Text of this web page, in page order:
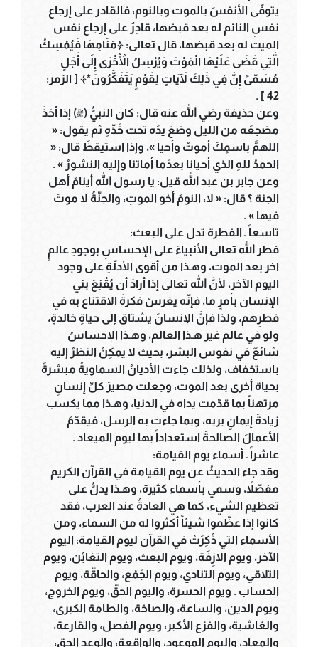
يتوفّى الأنفسَ بالموت وبالنوم، فالقادر على إرجاع
نفسِ النائم له بعد قبضها، قادِرٌ على إرجاع نفس
الميت له بعد قبضها، قال تعالى: ﴿مَنَامِهَا فَيُمْسِكُ
الَّتِي قَضَى عَلَيْهَا الْمَوْتَ وَيُرْسِلُ الْأُخْرَى إِلَى أَجَلٍ
مُسَمّىً إِنَّ فِي ذَلِكَ لآَيَاتٍ لِقَوْمٍ يَتَفَكَّرُونَ*﴾ [ الزمر:
42 ] .
وعن حذيفة رضي الله عنه قال: كان النبيُّ (ﷺ) إذا أخذَ
مضجعَه من الليل وضعَ يدَه تحت خَدِّهِ ثم يقول: «
اللهمَّ باسمِكَ أموتُ وأحيا »، وإذا استيقظَ قال: «
الحمدُ للهِ الذي أحيانا بعدَما أماتنا وإليه النشورُ » .
وعن جابر بن عبد الله قيل: يا رسول الله أينامُ أهل
الجنة ؟ قال: « لا، النومُ أخو الموتِ، والجنّةُ لا موتَ
فيها » .
تاسعاً ـ الفطرة تدل على البعث:
فطر الله تعالى الأنبياءَ على الإحساسِ بوجودِ عالمٍ
اخر بعد الموت، وهـذا من أقوى الأدلّةِ على وجود
اليوم الآخر، لأنَّ الله تعالى إذا أرادَ أن يُقْنِعَ بني
الإنسان بأمرٍ ما، فإنّه يغرسُ فكرةَ الاقتناع به في
فطرِهم، ولذا فإنَّ الإنسانَ يشتاق إلى حياةِ خالدةٍ،
ولو في عالم غير هـذا العالم، وهـذا الإحساسُ
شائعٌ في نفوس البشر، بحيث لا يمكِنُ النظرُ إليه
باستخفاف، ولذلك جاءت الأديانُ السماويةُ مبشرةً
بحياة أخرى بعد الموت، وجعلت مصيرَ كلِّ إنسانٍ
مرتهناً بما قدّمت يداه في الدنيا، وهـذا مما يكسب
زيادةَ إيمانٍ بربه، وبما جاءت به الرسل، فيقدّمُ
الأعمالَ الصالحةَ استعداداً بها ليوم الميعاد .
عاشراً ـ أسماء يوم القيامة:
وقد جاء الحديثُ عن يوم القيامة في القرآن الكريم
مفصّلاً، وسمي بأسماء كثيرة، وهـذا يدلُّ على
تعظيم الشيء، كما هي العادةُ عند العرب، فقد
كانوا إذا عظّموا شيئاً أكثروا له من السماء، ومن
الأسماء التي ذُكِرَتْ في القرآن ليوم القيامة: اليوم
الآخر، ويوم الازِفَة، ويوم البعث، ويوم التغابُن، ويوم
التلاقي، ويوم التنادي، ويوم الجَمْع، والحاقّة، ويوم
الحساب . ويوم الحسرة، واليوم الحقّ، ويوم الخروج،
ويوم الدين، والساعة، والصاخة، والطامة الكبرى،
والغاشية، والفزع الأكبر، ويوم الفصل، والقارعة،
والمعاد، واليوم الموعود، والواقعة، والوعد الحق،